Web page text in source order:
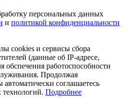
персональных данных
и политикой конфиденциальности
cookies и сервисы сбора
(данные об IP-адресе,
обспечения работоспособности
Продолжая
соглашаетесь
Подробнее